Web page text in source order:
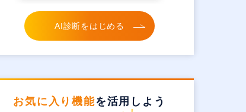
AI診断をはじめる
お気に入り機能を活用しよう